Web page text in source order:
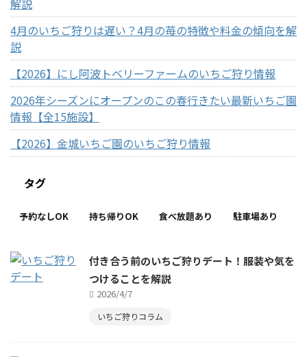
解説
4月のいちご狩りは遅い？4月の苺の特徴や料金の傾向を解
説
【2026】にし阿波トベリーファームのいちご狩り情報
2026年シーズンにオープンのこの春行きたい最新いちご園
情報【全15施設】
【2026】金城いちご園のいちご狩り情報
タグ
予約なしOK 持ち帰りOK 食べ放題あり 駐車場あり
付き合う前のいちご狩りデート！服装や気を
つけることを解説
2026/4/7
いちご狩りコラム